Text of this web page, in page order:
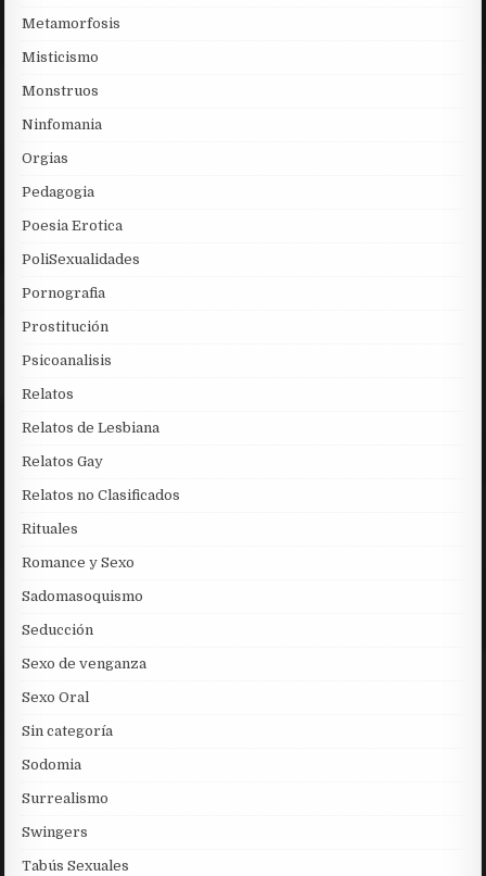
Metamorfosis
Misticismo
Monstruos
Ninfomania
Orgias
Pedagogia
Poesia Erotica
PoliSexualidades
Pornografia
Prostitución
Psicoanalisis
Relatos
Relatos de Lesbiana
Relatos Gay
Relatos no Clasificados
Rituales
Romance y Sexo
Sadomasoquismo
Seducción
Sexo de venganza
Sexo Oral
Sin categoría
Sodomia
Surrealismo
Swingers
Tabús Sexuales